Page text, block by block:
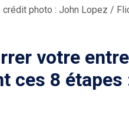
crédit photo : John Lopez /
votre
ces 8 étapes